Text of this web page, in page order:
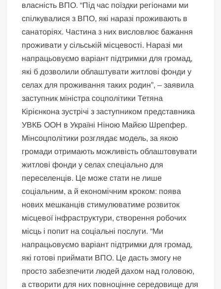
власність ВПО. “Під час поїздки регіонами ми
спілкувалися з ВПО, які наразі проживають в
санаторіях. Частина з них висловлює бажання
проживати у сільській місцевості. Наразі ми
напрацьовуємо варіант підтримки для громад,
які б дозволили облаштувати житлові фонди у
селах для проживання таких родин”, – заявила
заступник міністра соцполітики Тетяна
Кірієнкона зустрічі з заступником представника
УВКБ ООН в Україні Ніною Майєю Шрепфер.
Мінсоцполітики розглядає модель, за якою
громади отримають можливість облаштовувати
житлові фонди у селах спеціально для
переселенців. Це може стати не лише
соціальним, а й економічним кроком: поява
нових мешканців стимулюватиме розвиток
місцевої інфраструктури, створення робочих
місць і попит на соціальні послуги. “Ми
напрацьовуємо варіант підтримки для громад,
які готові приймати ВПО. Це дасть змогу не
просто забезпечити людей дахом над головою,
а створити для них повноцінне середовище для